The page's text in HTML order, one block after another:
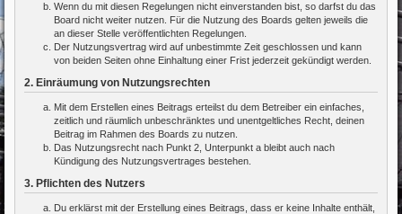
Wenn du mit diesen Regelungen nicht einverstanden bist, so darfst du das
Board nicht weiter nutzen. Für die Nutzung des Boards gelten jeweils die
an dieser Stelle veröffentlichten Regelungen.
Der Nutzungsvertrag wird auf unbestimmte Zeit geschlossen und kann
von beiden Seiten ohne Einhaltung einer Frist jederzeit gekündigt werden.
2. Einräumung von Nutzungsrechten
Mit dem Erstellen eines Beitrags erteilst du dem Betreiber ein einfaches,
zeitlich und räumlich unbeschränktes und unentgeltliches Recht, deinen
Beitrag im Rahmen des Boards zu nutzen.
Das Nutzungsrecht nach Punkt 2, Unterpunkt a bleibt auch nach
Kündigung des Nutzungsvertrages bestehen.
3. Pflichten des Nutzers
Du erklärst mit der Erstellung eines Beitrags, dass er keine Inhalte enthält,